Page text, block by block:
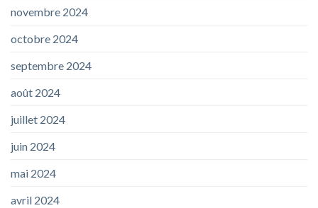
novembre 2024
octobre 2024
septembre 2024
août 2024
juillet 2024
juin 2024
mai 2024
avril 2024